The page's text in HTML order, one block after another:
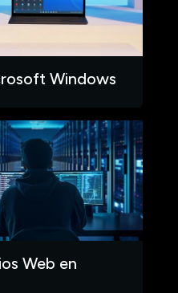
Windows
Web en